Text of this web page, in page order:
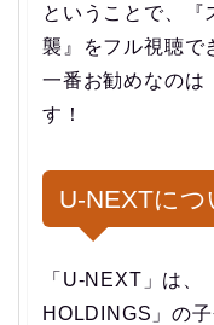
ということで、
襲』をフル視聴で
一番お勧めなのは
す！
U-NEXTにつ
「U-NEXT」は
HOLDINGS」の